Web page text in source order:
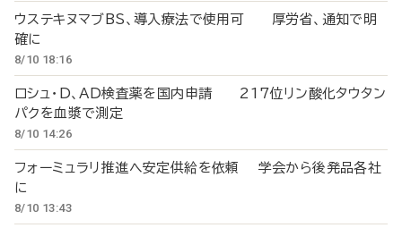
ウステキヌマブBS、導入療法で使用可 厚労省、通知で明
確に
8/10 18:16
ロシュ・D、AD検査薬を国内申請 217位リン酸化タウタン
パクを血漿で測定
8/10 14:26
フォーミュラリ推進へ安定供給を依頼 学会から後発品各社
に
8/10 13:43